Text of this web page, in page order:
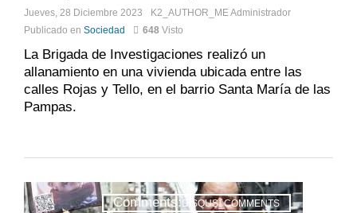
Jueves, 28 Diciembre 2023 K2_AUTHOR_MEAdministrador
Publicado en Sociedad 648 Visto
La Brigada de Investigaciones realizó un
allanamiento en una vivienda ubicada entre las
calles Rojas y Tello, en el barrio Santa María de las
Pampas.
Comments:DISQUS_COMMENTS